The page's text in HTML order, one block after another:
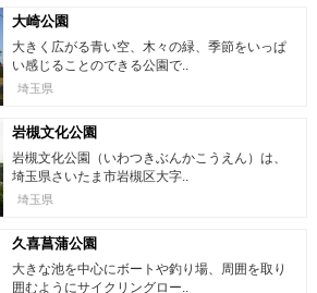
大崎公園
大きく広がる青い空、木々の緑、季節をいっぱ
い感じることのできる公園で..
埼玉県
岩槻文化公園
岩槻文化公園（いわつきぶんかこうえん）は、
埼玉県さいたま市岩槻区大字..
埼玉県
久喜菖蒲公園
大きな池を中心にボートや釣り場、周囲を取り
囲むようにサイクリングロー..